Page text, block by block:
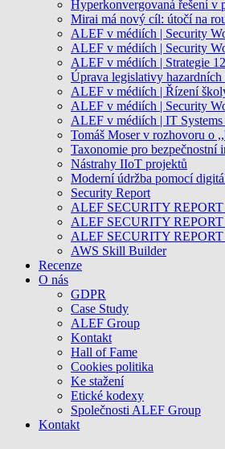
Hyperkonvergovaná řešení v
Mirai má nový cíl: útočí na
ALEF v médiích | Security
ALEF v médiích | Security
ALEF v médiích | Strategie
Úprava legislativy
ALEF v médiích | Řízení
ALEF v médiích | Security
ALEF v médiích | IT Systems
Tomáš Moser v rozhovoru o
Taxonomie pro bezpečnostní
Nástrahy IIoT projektů
Moderní údržba pomocí
Security Report
ALEF SECURITY REPORT
ALEF SECURITY REPORT
ALEF SECURITY REPORT
AWS Skill Builder
Recenze
O nás
GDPR
Case Study
ALEF Group
Kontakt
Hall of Fame
Cookies politika
Ke stažení
Etické kodexy
Společnosti ALEF Group
Kontakt